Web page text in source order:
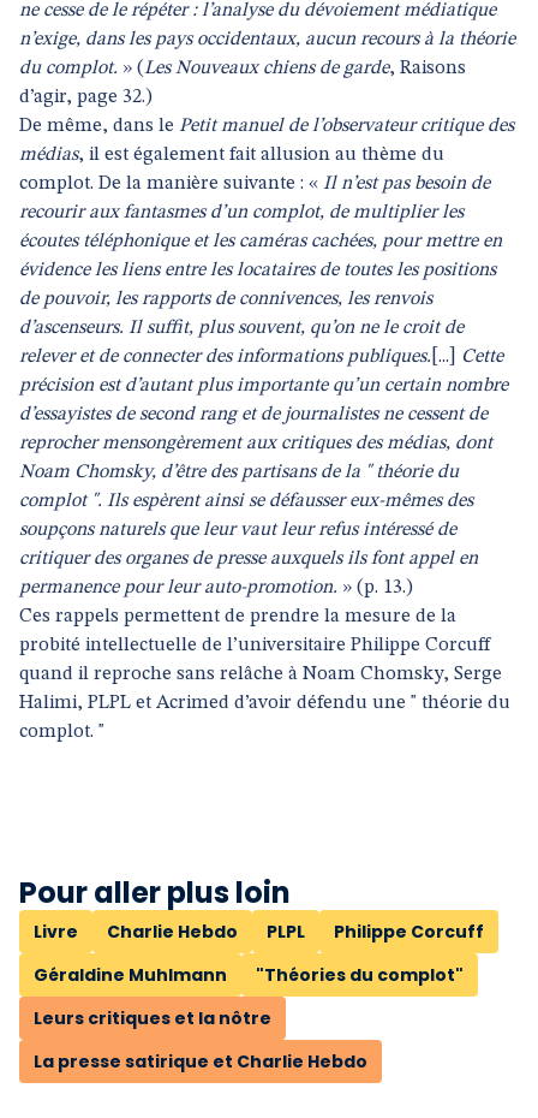
ne cesse de le répéter : l’analyse du dévoiement médiatique
n’exige, dans les pays occidentaux, aucun recours à la théorie
du complot. » (Les Nouveaux chiens de garde, Raisons
d’agir, page 32.)
De même, dans le Petit manuel de l’observateur critique des
médias, il est également fait allusion au thème du
complot. De la manière suivante : « Il n’est pas besoin de
recourir aux fantasmes d’un complot, de multiplier les
écoutes téléphonique et les caméras cachées, pour mettre en
évidence les liens entre les locataires de toutes les positions
de pouvoir, les rapports de connivences, les renvois
d’ascenseurs. Il suffit, plus souvent, qu’on ne le croit de
relever et de connecter des informations publiques. [...]
Cette
précision est d’autant plus importante qu’un certain nombre
d’essayistes de second rang et de journalistes ne cessent de
reprocher mensongèrement aux critiques des médias, dont
Noam Chomsky, d’être des partisans de la " théorie du
complot ". Ils espèrent ainsi se défausser eux-mêmes des
soupçons naturels que leur vaut leur refus intéressé de
critiquer des organes de presse auxquels ils font appel en
permanence pour leur auto-promotion. » (p. 13.)
Ces rappels permettent de prendre la mesure de la
probité intellectuelle de l’universitaire Philippe Corcuff
quand il reproche sans relâche à Noam Chomsky, Serge
Halimi, PLPL et Acrimed d’avoir défendu une " théorie du
complot. "
Pour aller plus loin
Livre Charlie Hebdo PLPL
Philippe Corcuff
Géraldine Muhlmann
"Théories du complot"
Leurs critiques et la nôtre
La presse satirique et Charlie Hebdo